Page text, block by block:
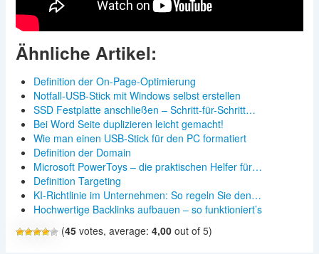
Ähnliche Artikel:
Definition der On-Page-Optimierung
Notfall-USB-Stick mit Windows selbst erstellen
SSD Festplatte anschließen – Schritt-für-Schritt…
Bei Word Seite duplizieren leicht gemacht!
Wie man einen USB-Stick für den PC formatiert
Definition der Domain
Microsoft PowerToys – die praktischen Helfer für…
Definition Targeting
KI-Richtlinie im Unternehmen: So regeln Sie den…
Hochwertige Backlinks aufbauen – so funktioniert’s
(45votes, average: 4,00out of 5)